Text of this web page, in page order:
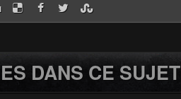
DANS CE SUJET